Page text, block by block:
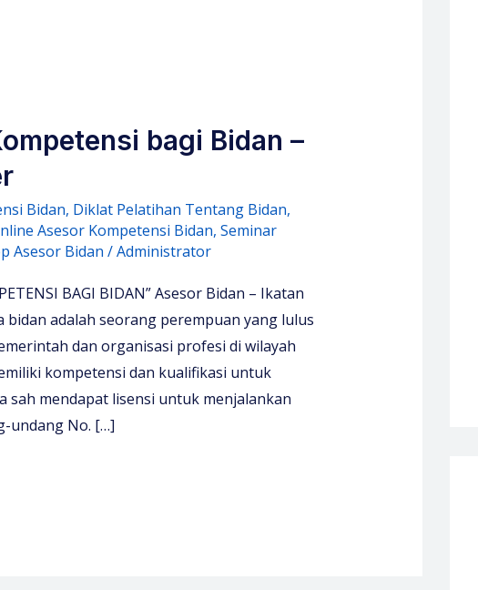
bagi Bidan –
Bidan, Diklat Pelatihan Tentang Bidan,
Asesor Kompetensi Bidan, Seminar
Asesor Bidan /Administrator
BAGI BIDAN” Asesor Bidan – Ikatan
adalah seorang perempuan yang lulus
dan organisasi profesi di wilayah
kompetensi dan kualifikasi untuk
sah mendapat lisensi untuk menjalankan
undang No. […]